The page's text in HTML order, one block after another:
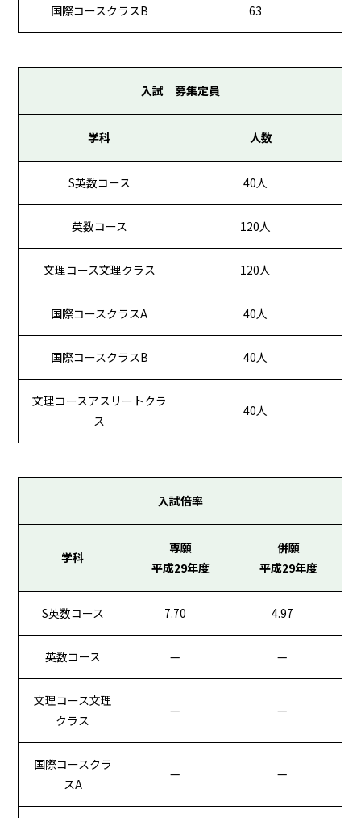
国際コースクラスB 63
入試 募集定員
学科 人数
S英数コース 40人
英数コース 120人
文理コース文理クラス 120人
国際コースクラスA 40人
国際コースクラスB 40人
文理コースアスリートクラ
ス
40人
入試倍率
学科
専願
平成29年度
併願
平成29年度
S英数コース 7.70 4.97
英数コース — —
文理コース文理
クラス
— —
国際コースクラ
スA
— —